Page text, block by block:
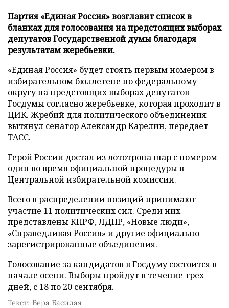
Партия «Единая Россия» возглавит список в
бланках для голосования на предстоящих выборах
депутатов Государственной думы благодаря
результатам жеребьевки.
«Единая Россия» будет стоять первым номером в
избирательном бюллетене по федеральному
округу на предстоящих выборах депутатов
Госдумы согласно жеребьевке, которая проходит в
ЦИК. Жребий для политического объединения
вытянул сенатор Александр Карелин, передает
ТАСС.
Герой России достал из лототрона шар с номером
один во время официальной процедуры в
Центральной избирательной комиссии.
Всего в распределении позиций принимают
участие 11 политических сил. Среди них
представлены КПРФ, ЛДПР, «Новые люди»,
«Справедливая Россия» и другие официально
зарегистрированные объединения.
Голосование за кандидатов в Госдуму состоится в
начале осени. Выборы пройдут в течение трех
дней, с 18 по 20 сентября.
Текст: Вера Басилая